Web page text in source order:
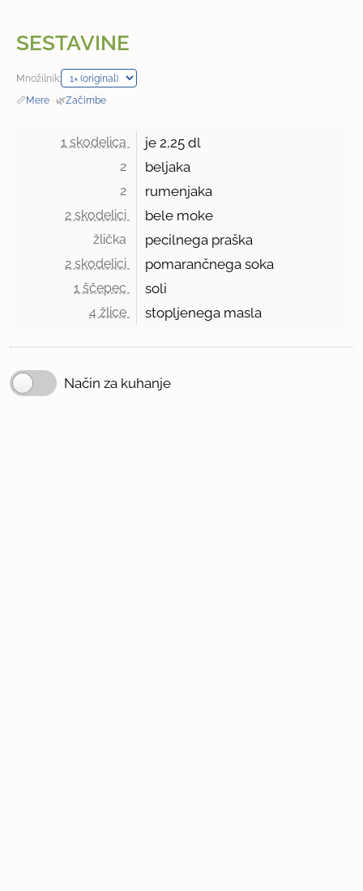
SESTAVINE
Množilnik:
📏Mere · 🌿Začimbe
1 skodelica je2,25 dl
2 beljaka
2 rumenjaka
2 skodelici bele moke
žlička pecilnega praška
2 skodelici pomarančnega soka
1 ščepec soli
4 žlice stopljenega masla
Način za kuhanje